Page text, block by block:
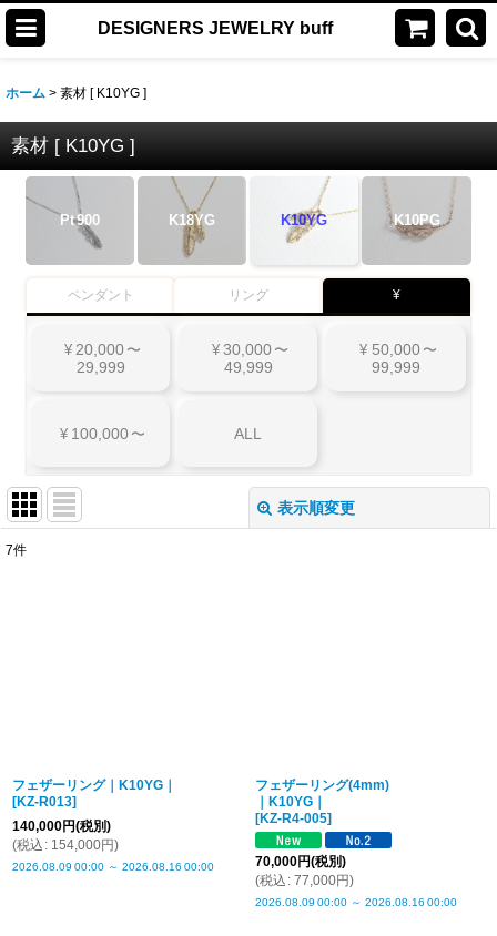
DESIGNERS JEWELRY buff
ホーム > 素材 [ K10YG ]
素材 [ K10YG ]
Pt900 K18YG K10YG K10PG
ペンダント リング ¥
¥ 20,000 〜
29,999
¥ 30,000 〜
49,999
¥ 50,000 〜
99,999
¥ 100,000 〜 ALL
表示順変更
7件
フェザーリング｜K10YG｜
[KZ-R013]
140,000円(税別)
(税込 : 154,000円)
2026.08.09 00:00 ～ 2026.08.16 00:00
フェザーリング(4mm)
｜K10YG｜
[KZ-R4-005]
70,000円(税別)
(税込 : 77,000円)
2026.08.09 00:00 ～ 2026.08.16 00:00